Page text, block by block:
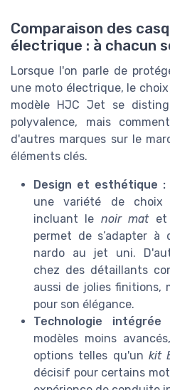
Comparaison des
électrique : à chacun
Lorsque l'on parle de
une moto électrique, le
modèle HJC Jet se
polyvalence, mais
d'autres marques sur le
éléments clés.
Design et esthétique :
une variété de choix
incluant le noir matet
permet de s’adapter à
nardo au jet uni.
chez des détaillants
aussi de jolies finitions,
pour son élégance.
Technologie intégrée
modèles moins
options telles qu'un kit
décisif pour certains